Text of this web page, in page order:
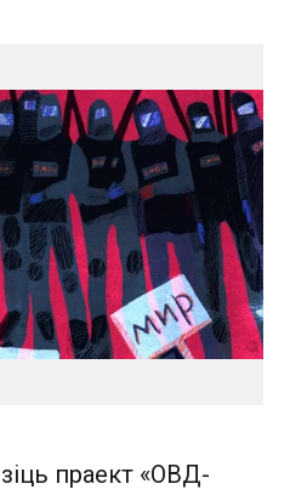
праект «ОВД-